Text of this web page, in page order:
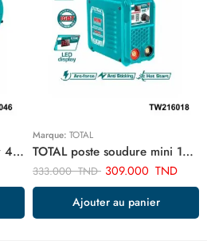
TOTAL aspirateur souffleur 400w TB2046
Marque: TOTAL
TOTAL poste soudure mini 160a TW216018
333.000TND 309.000 TND
Ajouter au panier